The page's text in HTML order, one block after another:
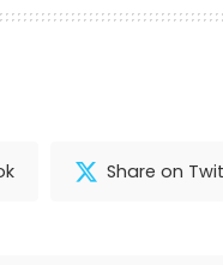
Share on